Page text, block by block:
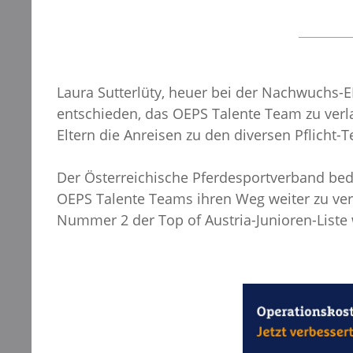
Laura Sutterlüty, heuer bei der
entschieden, das OEPS Talente Team zu
Eltern die Anreisen zu den diversen Pflicht-
Der Österreichische Pferdesportverband
OEPS Talente Teams ihren Weg weiter zu
Nummer 2 der Top of Austria-Junioren-